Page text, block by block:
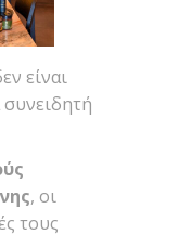
είναι
, οι
τους